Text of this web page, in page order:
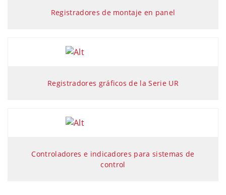
Registradores de montaje en panel
Registradores gráficos de la Serie UR
Controladores e indicadores para sistemas de
control